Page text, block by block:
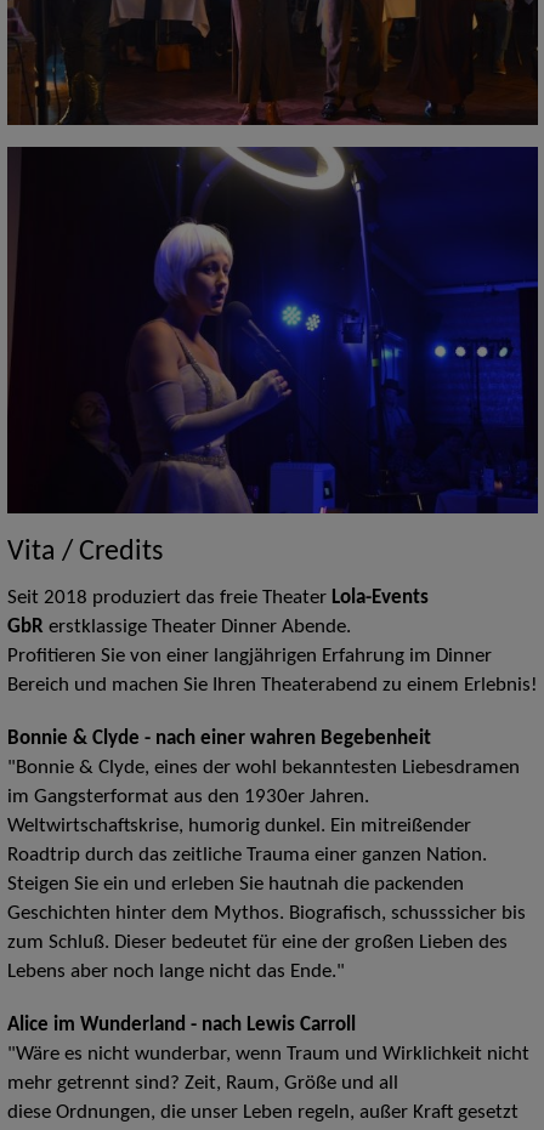
Vita / Credits
Seit 2018 produziert das freie Theater Lola-Events
GbR erstklassige Theater Dinner Abende.
Profitieren Sie von einer langjährigen Erfahrung im Dinner
Bereich und machen Sie Ihren Theaterabend zu einem Erlebnis!
Bonnie & Clyde - nach einer wahren Begebenheit
"Bonnie & Clyde, eines der wohl bekanntesten Liebesdramen
im Gangsterformat aus den 1930er Jahren.
Weltwirtschaftskrise, humorig dunkel. Ein mitreißender
Roadtrip durch das zeitliche Trauma einer ganzen Nation.
Steigen Sie ein und erleben Sie hautnah die packenden
Geschichten hinter dem Mythos. Biografisch, schusssicher bis
zum Schluß. Dieser bedeutet für eine der großen Lieben des
Lebens aber noch lange nicht das Ende."
Alice im Wunderland - nach Lewis Carroll
"Wäre es nicht wunderbar, wenn Traum und Wirklichkeit nicht
mehr getrennt sind? Zeit, Raum, Größe und all
diese Ordnungen, die unser Leben regeln, außer Kraft gesetzt